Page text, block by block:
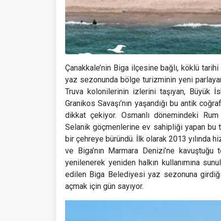
Çanakkale’nin Biga ilçesine bağlı, köklü
yaz sezonunda bölge turizminin yeni parlayan
Truva kolonilerinin izlerini taşıyan, Büyük
Granikos Savaşı’nın yaşandığı bu antik
dikkat çekiyor. Osmanlı dönemindeki
Selanik göçmenlerine ev sahipliği yapan bu
bir çehreye büründü. İlk olarak 2013 yılında
ve Biga’nın Marmara Denizi’ne
yenilenerek yeniden halkın kullanımına
edilen Biga Belediyesi yaz sezonuna
açmak için gün sayıyor.